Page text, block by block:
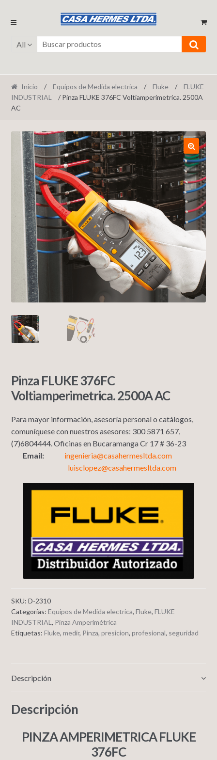
Ir
navegación
Ir
contenido
All
Inicio / Equipos de Medida electrica / Fluke /
FLUKE
INDUSTRIAL
/ Pinza FLUKE 376FC Voltiamperimetrica. 2500A
AC
Pinza FLUKE 376FC
Voltiamperimetrica. 2500A AC
Para mayor información, asesoría personal o catálogos,
comuníquese con nuestros asesores: 300 5871 657,
(7)6804444. Oficinas en Bucaramanga Cr 17 # 36-23
Email: ingenieria@casahermesltda.com
luisclopez@casahermesltda.com
SKU: D-2310
Categorías: Equipos de Medida electrica, Fluke, FLUKE
INDUSTRIAL , Pinza Amperimétrica
Etiquetas: Fluke, medir, Pinza, presicion, profesional, seguridad
Descripción
Descripción
PINZA AMPERIMETRICA FLUKE
376FC